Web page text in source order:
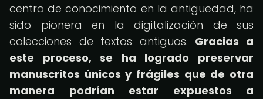
centro de conocimiento en la antigüedad, ha
sido pionera en la digitalización de sus
colecciones de textos antiguos. Gracias a
este proceso, se ha logrado preservar
manuscritos únicos y frágiles que de otra
manera podrían estar expuestos a